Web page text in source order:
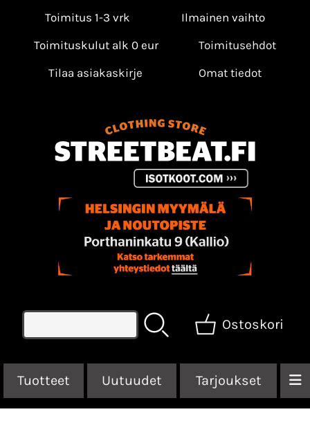
Toimitus 1-3 vrk
Ilmainen vaihto
Toimituskulut alk 0 eur
Toimitusehdot
Tilaa asiakaskirje
Omat tiedot
Ostoskori
Tuotteet Uutuudet Tarjoukset